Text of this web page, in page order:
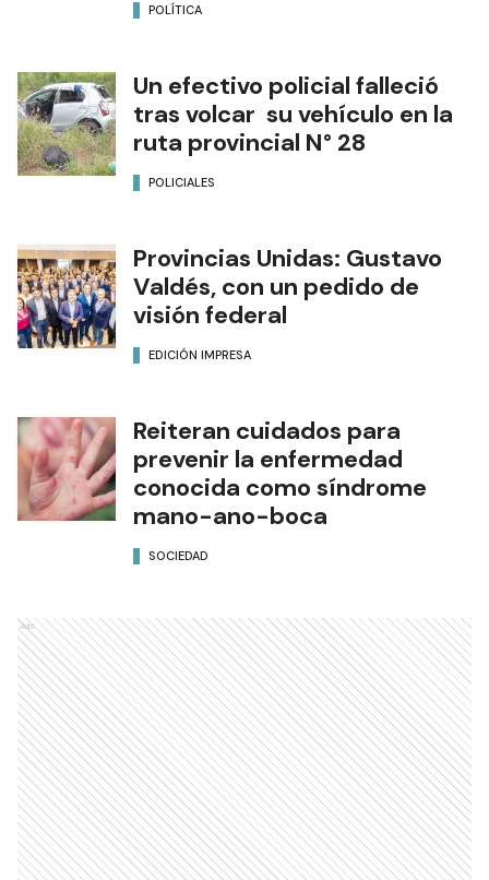
POLÍTICA
Un efectivo policial falleció
tras volcar su vehículo en la
ruta provincial N° 28
POLICIALES
Provincias Unidas: Gustavo
Valdés, con un pedido de
visión federal
EDICIÓN IMPRESA
Reiteran cuidados para
prevenir la enfermedad
conocida como síndrome
mano-ano-boca
SOCIEDAD
Ads